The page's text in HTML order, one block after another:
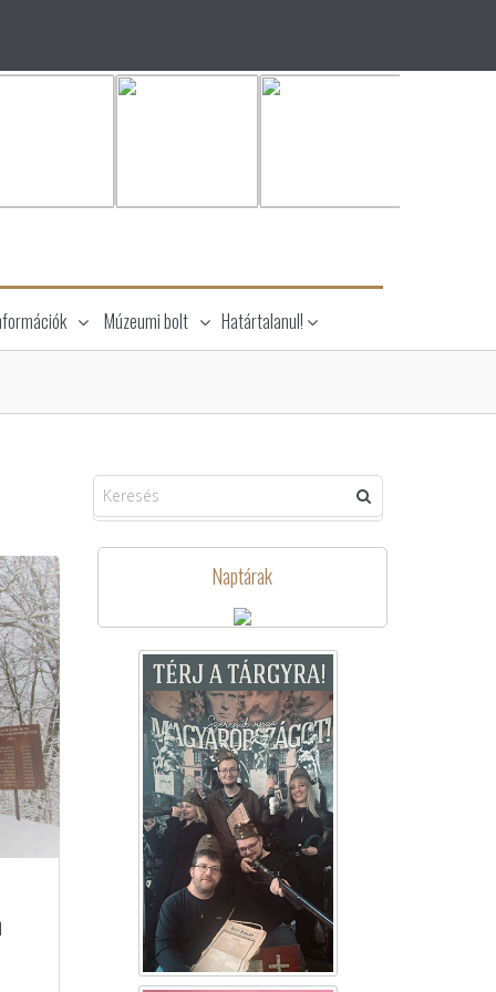
Múzeumi bolt Határtalanul!
Naptárak